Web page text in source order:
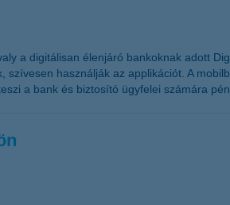
a digitálisan élenjáró bankoknak adott
használják az applikációt. A
a bank és biztosító ügyfelei számára